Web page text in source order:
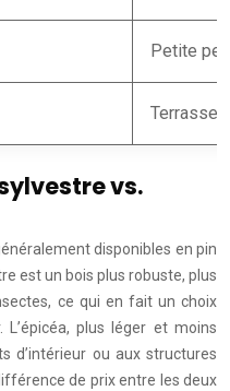
Petite
Terrasse,
vs.
disponibles en pin
est un bois plus robuste, plus
ce qui en fait un choix
plus léger et moins
d’intérieur ou aux structures
de prix entre les deux